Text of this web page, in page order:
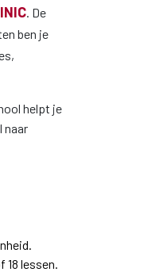
. De
ben je
helpt je
naar
lessen.